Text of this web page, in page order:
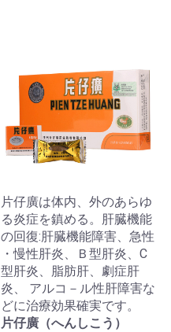
片仔廣は体内、外のあらゆ
る炎症を鎮める。肝臓機能
の回復:肝臓機能障害、急性
・慢性肝炎、Ｂ型肝炎、C
型肝炎、脂肪肝、劇症肝
炎、 アルコ－ル性肝障害な
どに治療効果確実です。
片仔廣（へんしこう）